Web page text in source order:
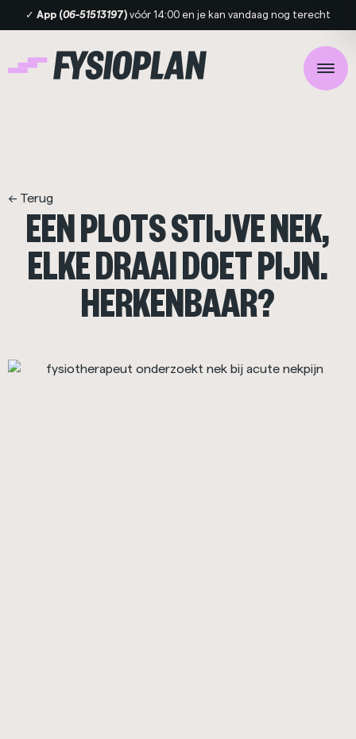
✓ App (06-51513197) vóór 14:00 en je kan vandaag nog terecht
<- Terug
EEN PLOTS STIJVE NEK,
ELKE DRAAI DOET PIJN.
HERKENBAAR?